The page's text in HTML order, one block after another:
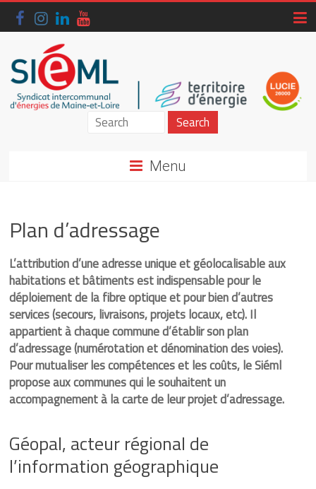
Skip
content
intercommunal
d'énergies
de
Maine-
et-
Loire
Energique
et
lumineux
1925
Menu
Plan d’adressage
L’attribution d’une adresse unique et géolocalisable aux
habitations et bâtiments est indispensable pour le
déploiement de la fibre optique et pour bien d’autres
services (secours, livraisons, projets locaux, etc). Il
appartient à chaque commune d’établir son plan
d’adressage (numérotation et dénomination des voies).
Pour mutualiser les compétences et les coûts, le Siéml
propose aux communes qui le souhaitent un
accompagnement à la carte de leur projet d’adressage.
Géopal, acteur régional de
l’information géographique